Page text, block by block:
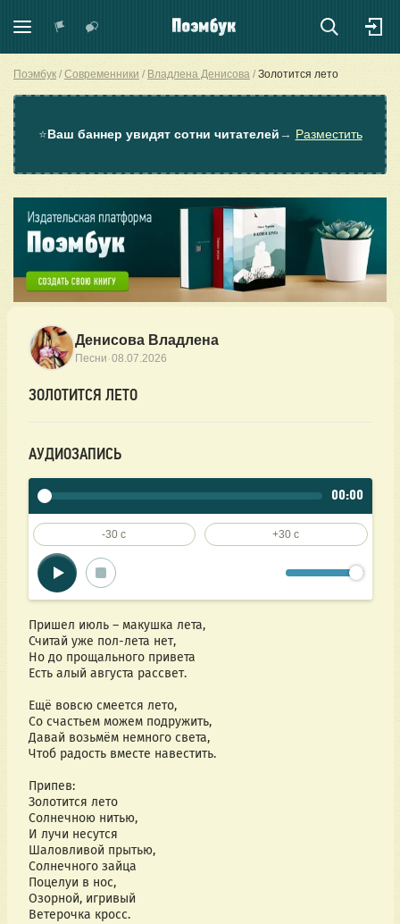
Поэмбук Современники Владлена Денисова Золотится лето
⭐Ваш баннер увидят сотни читателей → Разместить
Денисова Владлена
Песни ·08.07.2026
ЗОЛОТИТСЯ ЛЕТО
АУДИОЗАПИСЬ
00:00
-30 c +30 c
Пришел июль – макушка лета,
Считай уже пол-лета нет,
Но до прощального привета
Есть алый августа рассвет.
Ещё вовсю смеется лето,
Со счастьем можем подружить,
Давай возьмём немного света,
Чтоб радость вместе навестить.
Припев:
Золотится лето
Солнечною нитью,
И лучи несутся
Шаловливой прытью,
Солнечного зайца
Поцелуи в нос,
Озорной, игривый
Ветерочка кросс.